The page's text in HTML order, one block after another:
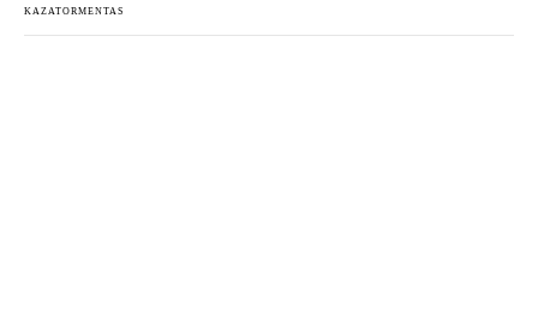
KAZATORMENTAS